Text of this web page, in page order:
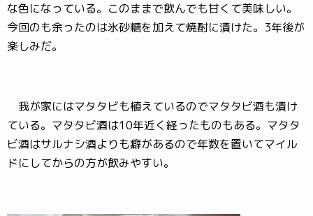
な色になっている。このままで飲んでも甘くて美味しい。
今回のも余ったのは氷砂糖を加えて焼酎に漬けた。3年後が
楽しみだ。
我が家にはマタタビも植えているのでマタタビ酒も漬け
ている。マタタビ酒は10年近く経ったものもある。マタタ
ビ酒はサルナシ酒よりも癖があるので年数を置いてマイル
ドにしてからの方が飲みやすい。